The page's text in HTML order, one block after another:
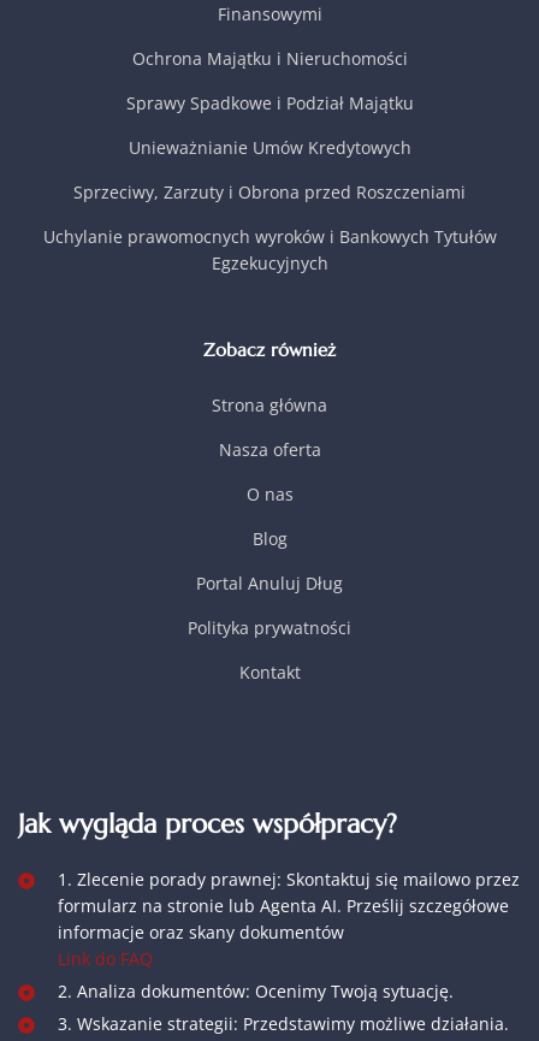
Finansowymi
Ochrona Majątku i Nieruchomości
Sprawy Spadkowe i Podział Majątku
Unieważnianie Umów Kredytowych
Sprzeciwy, Zarzuty i Obrona przed Roszczeniami
Uchylanie prawomocnych wyroków i Bankowych Tytułów
Egzekucyjnych
Zobacz również
Strona główna
Nasza oferta
O nas
Blog
Portal Anuluj Dług
Polityka prywatności
Kontakt
Jak wygląda proces współpracy?
1. Zlecenie porady prawnej: Skontaktuj się mailowo przez
formularz na stronie lub Agenta AI. Prześlij szczegółowe
informacje oraz skany dokumentów
Link do FAQ
2. Analiza dokumentów: Ocenimy Twoją sytuację.
3. Wskazanie strategii: Przedstawimy możliwe działania.